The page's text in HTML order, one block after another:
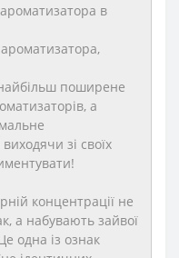
в
поширене
а
зі своїх
концентрації не
а набувають зайвої
одна із ознак